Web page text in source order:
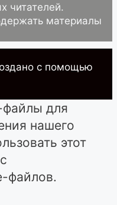
читателей.
материалы
с помощью
для
нашего
этот
файлов.